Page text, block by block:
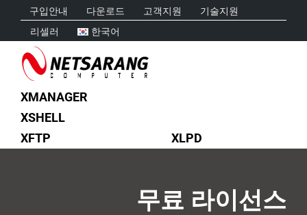
content
구입안내 다운로드 고객지원
기술지원
리셀러
한국어
XMANAGER
XSHELL
XFTP
XLPD
무료 라이선스